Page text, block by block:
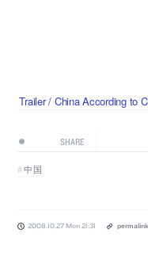
Trailer / China According to
SHARE
中国
2008.10.27 Mon 21:31 permalink